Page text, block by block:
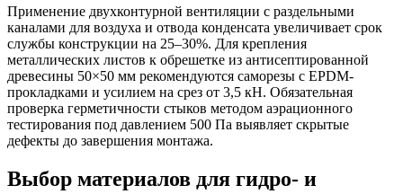
Применение двухконтурной вентиляции с раздельными
каналами для воздуха и отвода конденсата увеличивает срок
службы конструкции на 25–30%. Для крепления
металлических листов к обрешетке из антисептированной
древесины 50×50 мм рекомендуются саморезы с EPDM-
прокладками и усилием на срез от 3,5 кН. Обязательная
проверка герметичности стыков методом аэрационного
тестирования под давлением 500 Па выявляет скрытые
дефекты до завершения монтажа.
Выбор материалов для гидро- и